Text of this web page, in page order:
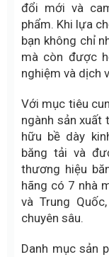
đổi mới và
phẩm. Khi lựa
bạn không chỉ
mà còn được
nghiệm và dịch
Với mục tiêu
ngành sản xuất
hữu bề dày
băng tải và
thương hiệu
hãng có 7 nhà
và Trung
chuyên sâu.
Danh mục sản